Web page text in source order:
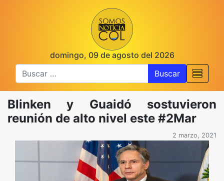
domingo, 09 de agosto del 2026
Buscar
Blinken y Guaidó sostuvieron
reunión de alto nivel este #2Mar
2 marzo, 2021